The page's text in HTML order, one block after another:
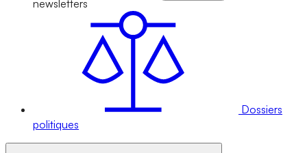
newsletters
Dossiers
politiques